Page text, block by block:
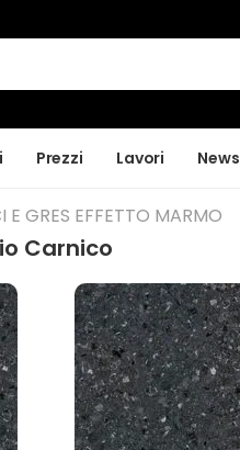
Prezzi Lavori News
GRES EFFETTO MARMO
Carnico